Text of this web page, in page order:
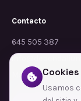
Contacto
645 505 387
Mataró (
Usamos